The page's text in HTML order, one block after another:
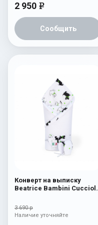
2 950 e
Сообщить
Конверт на выписку
Beatrice Bambini Cuccioli
3 690 р
Наличие уточняйте